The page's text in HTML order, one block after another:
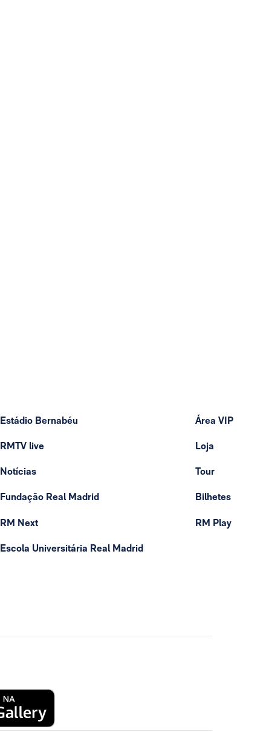
Estádio Bernabéu
RMTV live
Notícias
Fundação Real Madrid
RM Next
Escola Universitária Real Madrid
Área VIP
Loja
Tour
Bilhetes
RM Play